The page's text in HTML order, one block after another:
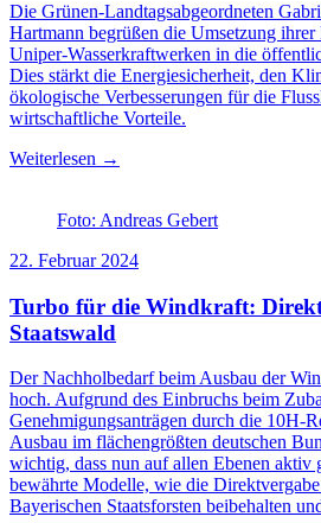
Die Grünen-Landtagsabgeordneten
Hartmann begrüßen die Umsetzung
Uniper-Wasserkraftwerken in die
Dies stärkt die Energiesicherheit, den
ökologische Verbesserungen für die
wirtschaftliche Vorteile.
Weiterlesen →
Foto: Andreas Gebert
22. Februar 2024
Turbo für die Windkraft:
Staatswald
Der Nachholbedarf beim Ausbau der
hoch. Aufgrund des Einbruchs beim
Genehmigungsanträgen durch die 10H-
Ausbau im flächengrößten deutschen
wichtig, dass nun auf allen Ebenen aktiv
bewährte Modelle, wie die
Bayerischen Staatsforsten beibehalten